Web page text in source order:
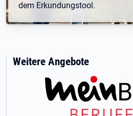
dem Erkundungstool.
Weitere Angebote